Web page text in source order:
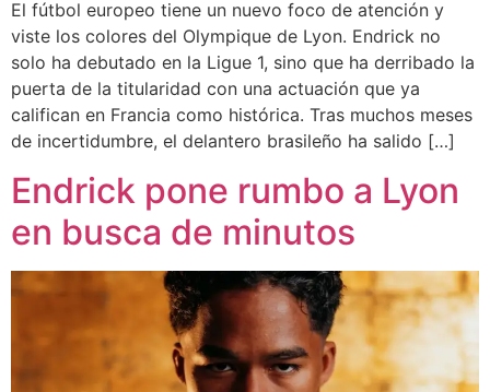
El fútbol europeo tiene un nuevo foco de atención y
viste los colores del Olympique de Lyon. Endrick no
solo ha debutado en la Ligue 1, sino que ha derribado la
puerta de la titularidad con una actuación que ya
califican en Francia como histórica. Tras muchos meses
de incertidumbre, el delantero brasileño ha salido […]
Endrick pone rumbo a Lyon
en busca de minutos